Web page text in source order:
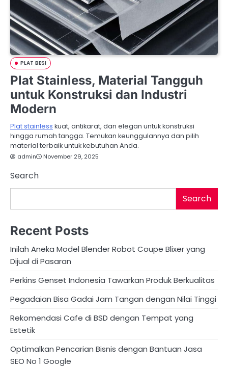
PLAT BESI
Plat Stainless, Material Tangguh
untuk Konstruksi dan Industri
Modern
Plat stainless kuat, antikarat, dan elegan untuk konstruksi
hingga rumah tangga. Temukan keunggulannya dan pilih
material terbaik untuk kebutuhan Anda.
admin November 29, 2025
Search
Search
Recent Posts
Inilah Aneka Model Blender Robot Coupe Blixer yang
Dijual di Pasaran
Perkins Genset Indonesia Tawarkan Produk Berkualitas
Pegadaian Bisa Gadai Jam Tangan dengan Nilai Tinggi
Rekomendasi Cafe di BSD dengan Tempat yang
Estetik
Optimalkan Pencarian Bisnis dengan Bantuan Jasa
SEO No 1 Google